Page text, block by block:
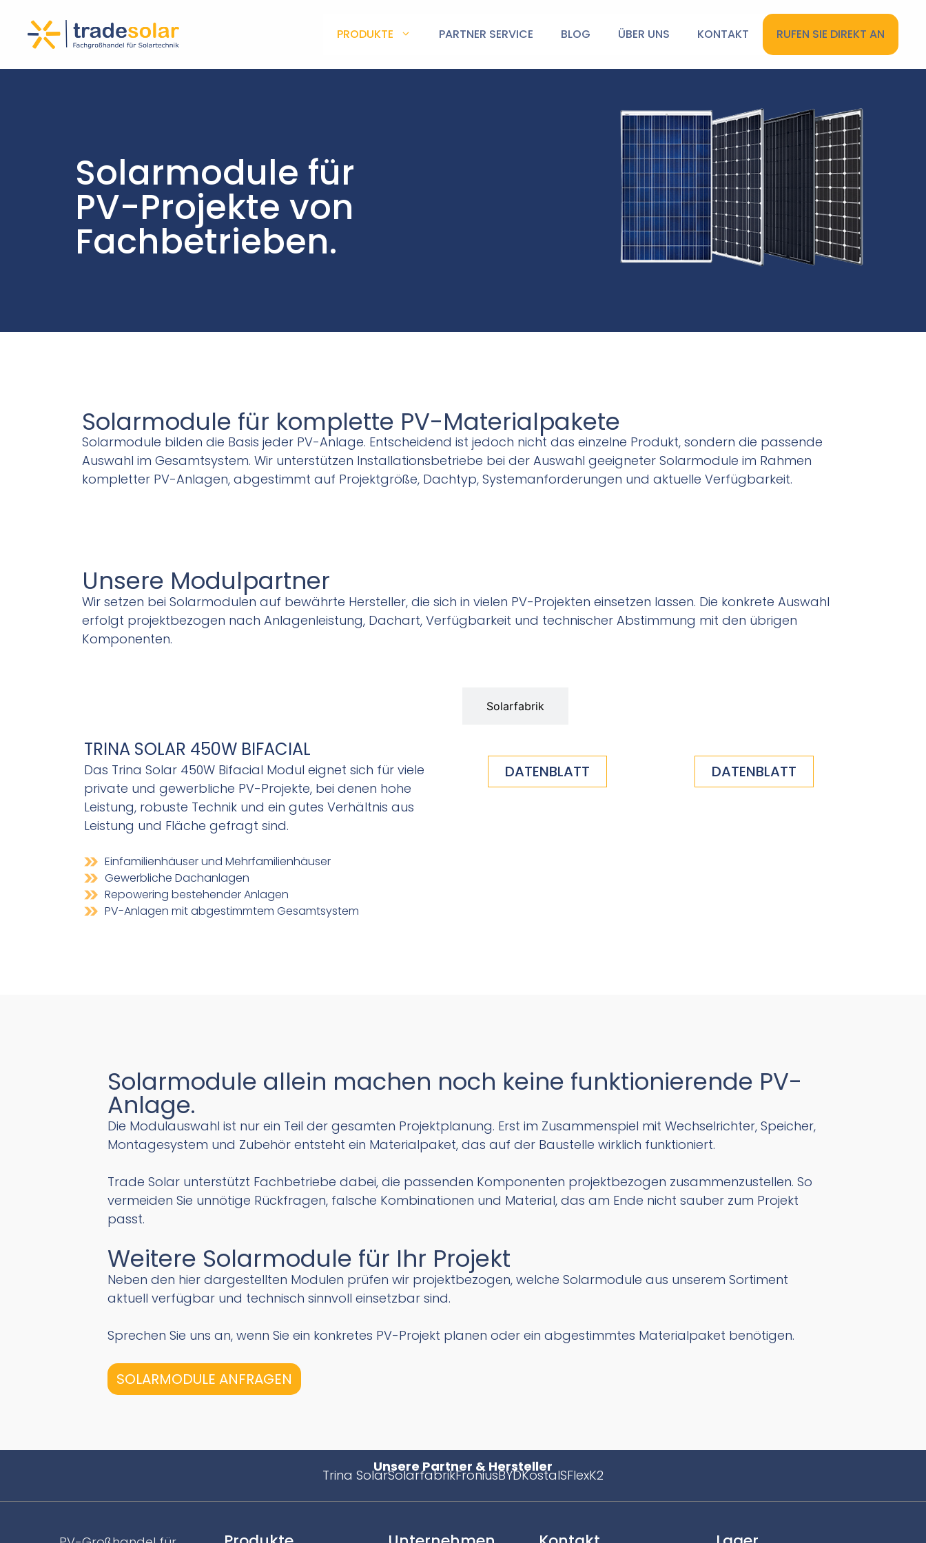
PRODUKTE PARTNER SERVICE BLOG ÜBER UNS KONTAKT RUFEN SIE DIREKT AN
Solarmodule für
PV-Projekte von
Fachbetrieben.
Solarmodule für komplette PV-Materialpakete
Solarmodule bilden die Basis jeder PV-Anlage. Entscheidend ist jedoch nicht das einzelne Produkt, sondern die passende
Auswahl im Gesamtsystem. Wir unterstützen Installationsbetriebe bei der Auswahl geeigneter Solarmodule im Rahmen
kompletter PV-Anlagen, abgestimmt auf Projektgröße, Dachtyp, Systemanforderungen und aktuelle Verfügbarkeit.
Unsere Modulpartner
Wir setzen bei Solarmodulen auf bewährte Hersteller, die sich in vielen PV-Projekten einsetzen lassen. Die konkrete Auswahl
erfolgt projektbezogen nach Anlagenleistung, Dachart, Verfügbarkeit und technischer Abstimmung mit den übrigen
Komponenten.
Solarfabrik
TRINA SOLAR 450W BIFACIAL
Das Trina Solar 450W Bifacial Modul eignet sich für viele
private und gewerbliche PV-Projekte, bei denen hohe
Leistung, robuste Technik und ein gutes Verhältnis aus
Leistung und Fläche gefragt sind.
Einfamilienhäuser und Mehrfamilienhäuser
Gewerbliche Dachanlagen
Repowering bestehender Anlagen
PV-Anlagen mit abgestimmtem Gesamtsystem
DATENBLATT DATENBLATT
Solarmodule allein machen noch keine funktionierende PV-
Anlage.
Die Modulauswahl ist nur ein Teil der gesamten Projektplanung. Erst im Zusammenspiel mit Wechselrichter, Speicher,
Montagesystem und Zubehör entsteht ein Materialpaket, das auf der Baustelle wirklich funktioniert.
Trade Solar unterstützt Fachbetriebe dabei, die passenden Komponenten projektbezogen zusammenzustellen. So
vermeiden Sie unnötige Rückfragen, falsche Kombinationen und Material, das am Ende nicht sauber zum Projekt
passt.
Weitere Solarmodule für Ihr Projekt
Neben den hier dargestellten Modulen prüfen wir projektbezogen, welche Solarmodule aus unserem Sortiment
aktuell verfügbar und technisch sinnvoll einsetzbar sind.
Sprechen Sie uns an, wenn Sie ein konkretes PV-Projekt planen oder ein abgestimmtes Materialpaket benötigen.
SOLARMODULE ANFRAGEN
Unsere Partner & Hersteller
Trina SolarSolarfabrikFroniusBYDKostalSFlexK2